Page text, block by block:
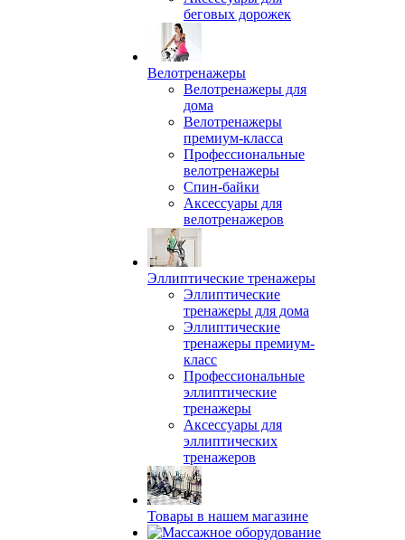
беговых дорожек
Велотренажеры
Велотренажеры для
дома
Велотренажеры
премиум-класса
Профессиональные
велотренажеры
Спин-байки
Аксессуары для
велотренажеров
Эллиптические тренажеры
Эллиптические
тренажеры для дома
Эллиптические
тренажеры премиум-
класс
Профессиональные
эллиптические
тренажеры
Аксессуары для
эллиптических
тренажеров
Товары в нашем магазине